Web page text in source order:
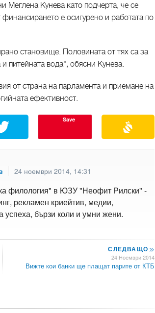
Меглена Кунева като подчерта, че се
е осигурено и работата по
становище. Половината от тях са за
питейната вода", обясни Кунева.
от страна на парламента и приемане на
ефективност.
Save
24 ноември 2014, 14:31
филология" в ЮЗУ "Неофит Рилски" -
рекламен криейтив, медии,
бързи коли и умни жени.
СЛЕДВАЩО>>
24 Ноември 2014
Вижте кои банки ще плащат парите от КТБ